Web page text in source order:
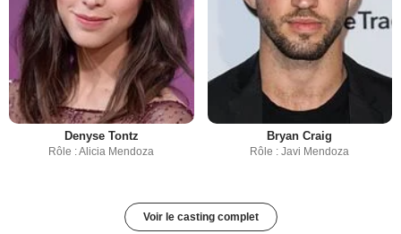
Denyse Tontz
Rôle : Alicia Mendoza
Bryan Craig
Rôle : Javi Mendoza
Voir le casting complet